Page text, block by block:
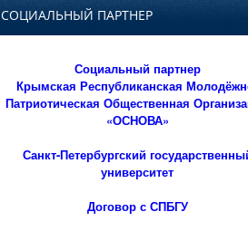
СОЦИАЛЬНЫЙ ПАРТНЕР
Социальный партнер
Крымская Республиканская
Патриотическая Общественная
«ОСНОВА»
Санкт-Петербургский
университет
Договор с СПБГУ